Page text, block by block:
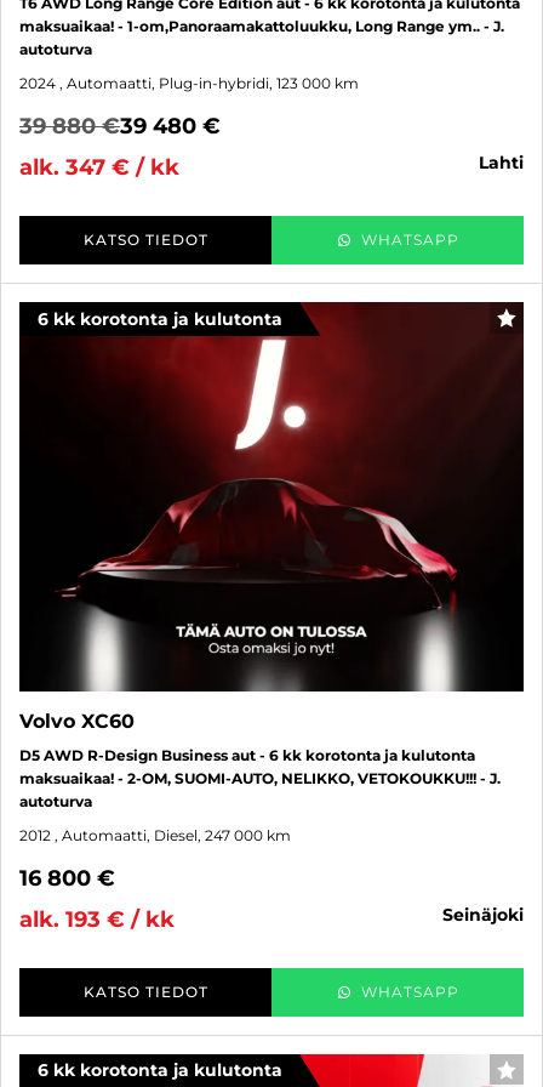
maksuaikaa! - 1-om,Panoraamakattoluukku, Long Range ym.. - J.
autoturva
2024 , Automaatti, Plug-in-hybridi, 123 000 km
39 880 €39 480 €
alk. 347 € / kk
lahti
KATSO TIEDOT WHATSAPP
6 kk korotonta ja kulutonta
Volvo XC60
D5 AWD R-Design Business aut - 6 kk korotonta ja kulutonta
maksuaikaa! - 2-OM, SUOMI-AUTO, NELIKKO, VETOKOUKKU!!! - J.
autoturva
2012 , Automaatti, Diesel, 247 000 km
16 800 €
alk. 193 € / kk
seinäjoki
KATSO TIEDOT WHATSAPP
6 kk korotonta ja kulutonta